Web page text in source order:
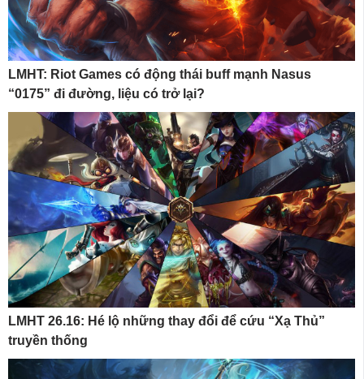
LMHT: Riot Games có động thái buff mạnh Nasus
“0175” đi đường, liệu có trở lại?
LMHT 26.16: Hé lộ những thay đổi để cứu “Xạ Thủ”
truyền thống